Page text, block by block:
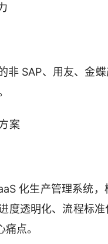
非 SAP、用友、金
案
化生产管理系统
透明化、流程标准
点。